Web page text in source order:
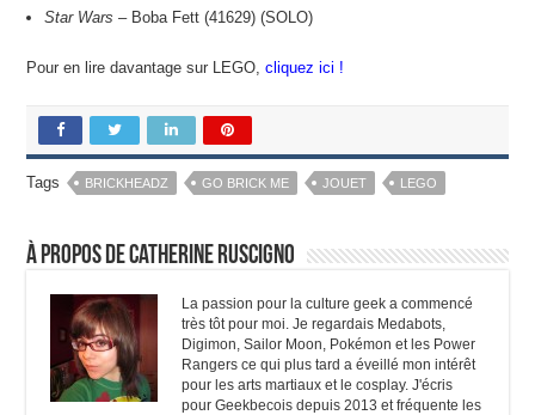
Star Wars – Boba Fett (41629) (SOLO)
Pour en lire davantage sur LEGO,cliquez ici !
Tags BRICKHEADZ GO BRICK ME JOUET LEGO
À propos de Catherine Ruscigno
La passion pour la culture geek a commencé
très tôt pour moi. Je regardais Medabots,
Digimon, Sailor Moon, Pokémon et les Power
Rangers ce qui plus tard a éveillé mon intérêt
pour les arts martiaux et le cosplay. J'écris
pour Geekbecois depuis 2013 et fréquente les